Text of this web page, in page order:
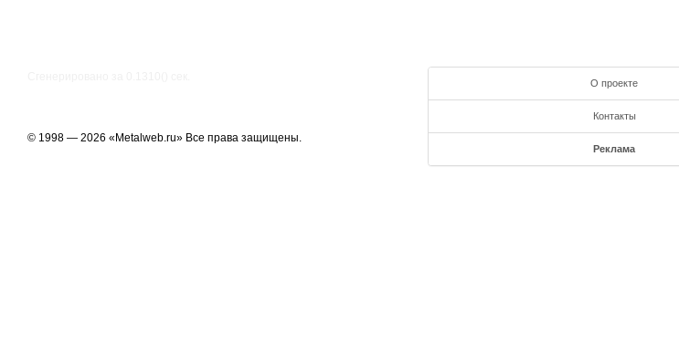
© 1998 — 2026 «Metalweb.ru» Все права защищены.
О проекте
Контакты
Реклама